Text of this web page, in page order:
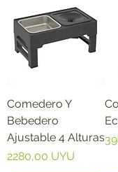
Comedero Y
Bebedero
Ajustable 4 Alturas
Precio
2280,00 UYU